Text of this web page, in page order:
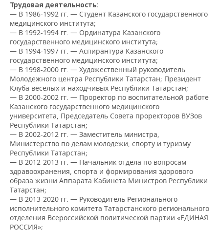
КИБЕРСПОРТ
ФИГУРНОЕ КАТАНИЕ
ВОДНЫЕ ВИДЫ СПОРТА
ХОККЕЙ С МЯЧОМ
КУЛЬТУРА
МЕДИЦИНА
ОБРАЗОВАНИЕ
ПРОИСШЕСТВИЯ
СПИСОК КОМПАНИЙ
Трудовая деятельность:
— В 1986-1992 гг. — Студент Казанского государственного
медицинского института;
— В 1992-1994 гг. — Ординатура Казанского
государственного медицинского института;
— В 1994-1997 гг. — Аспирантура Казанского
государственного медицинского института;
— В 1998-2000 гг. — Художественный руководитель
Молодежного центра Республики Татарстан; Президент
Клуба веселых и находчивых Республики Татарстан;
— В 2000-2002 гг. — Проректор по воспитательной работе
Казанского государственного медицинского
университета, Председатель Совета проректоров ВУЗов
Республики Татарстан;
— В 2002-2012 гг. — Заместитель министра,
Министерство по делам молодежи, спорту и туризму
Республики Татарстан;
— В 2012-2013 гг. — Начальник отдела по вопросам
здравоохранения, спорта и формирования здорового
образа жизни Аппарата Кабинета Министров Республики
Татарстан;
— В 2013-2020 гг. — Руководитель Регионального
исполнительного комитета Татарстанского регионального
отделения Всероссийской политической партии «ЕДИНАЯ
РОССИЯ»;